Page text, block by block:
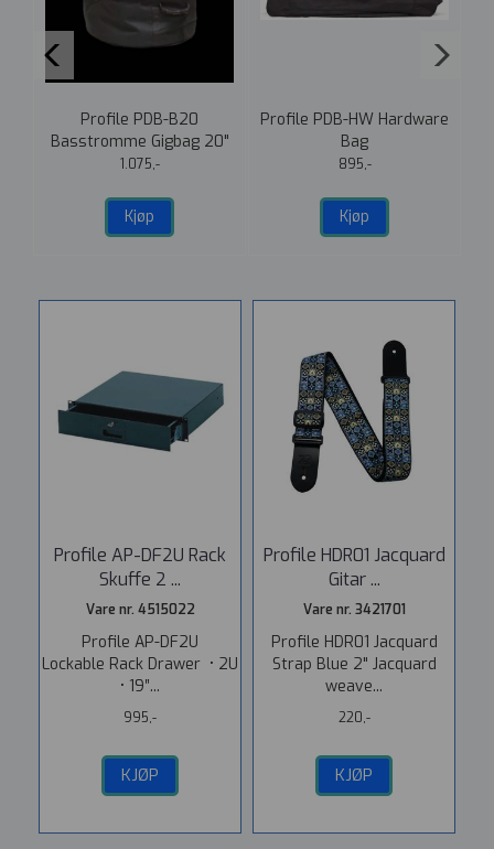
Profile PDB-B20
Basstromme Gigbag 20"
1.075,-
Kjøp
Profile PDB-HW Hardware
Bag
895,-
Kjøp
Profile AP-DF2U Rack
Skuffe 2 ...
Vare nr. 4515022
Profile AP-DF2U
Lockable Rack Drawer • 2U
• 19″...
995,-
KJØP
Profile HDR01 Jacquard
Gitar ...
Vare nr. 3421701
Profile HDR01 Jacquard
Strap Blue 2" Jacquard
weave...
220,-
KJØP